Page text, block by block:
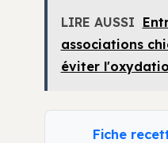
LIRE AUSSI
associations
éviter
Fiche